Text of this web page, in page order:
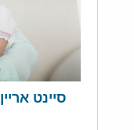
סיינט אריין